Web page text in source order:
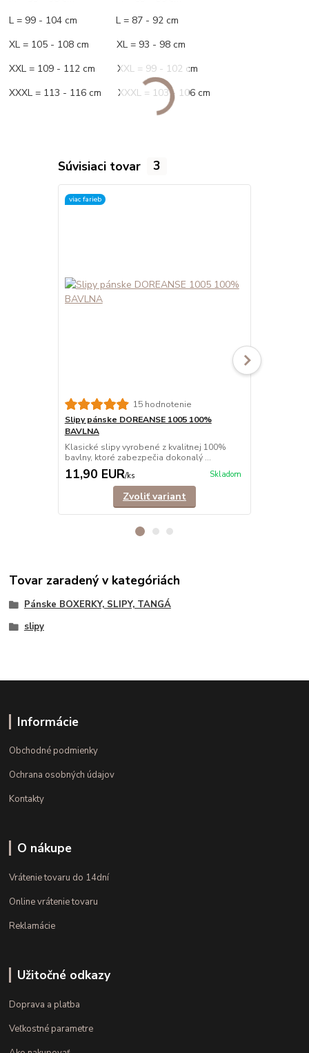
L = 99 - 104 cm L = 87 - 92 cm
XL = 105 - 108 cm XL = 93 - 98 cm
XXL = 109 - 112 cm XXL = 99 - 102 cm
XXXL = 113 - 116 cm XXXL = 103 - 106 cm
Súvisiaci tovar 3
viac farieb
15 hodnotenie
Slipy pánske DOREANSE 1005 100%
BAVLNA
Klasické slipy vyrobené z kvalitnej 100%
bavlny, ktoré zabezpečia dokonalý ...
11,90 EUR/ks Skladom
Zvoliť variant
Tovar zaradený v kategóriách
Pánske BOXERKY, SLIPY, TANGÁ
slipy
Informácie
Obchodné podmienky
Ochrana osobných údajov
Kontakty
O nákupe
Vrátenie tovaru do 14dní
Online vrátenie tovaru
Reklamácie
Užitočné odkazy
Doprava a platba
Veľkostné parametre